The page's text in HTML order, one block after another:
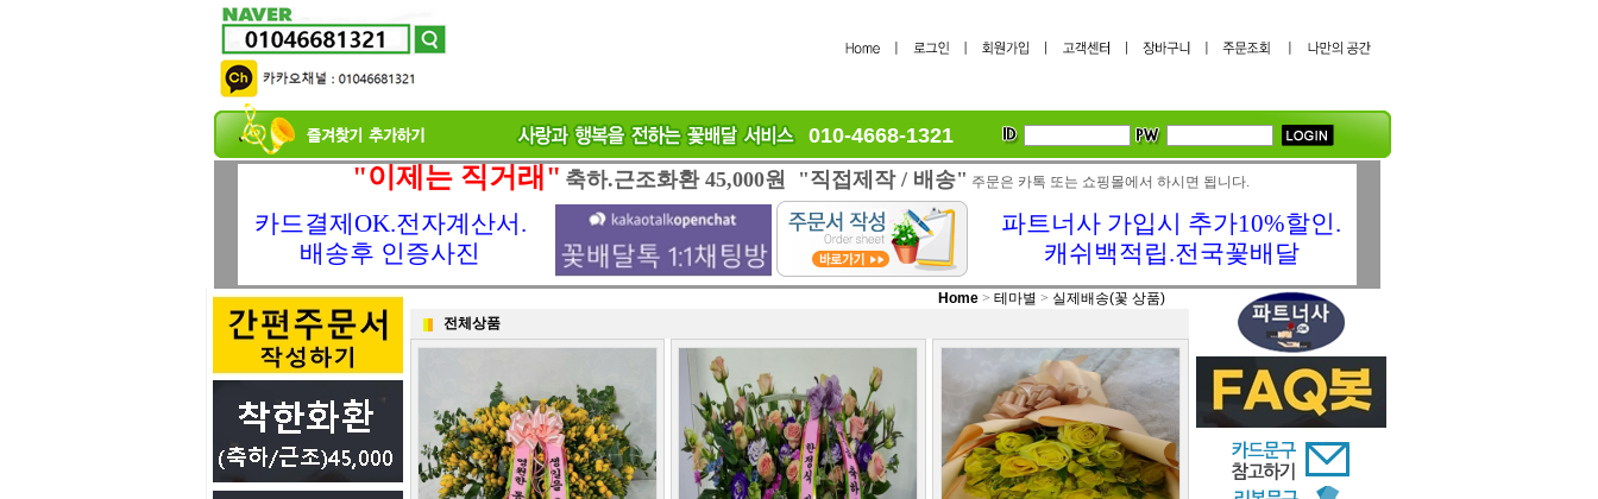
010-4668-1321
"이제는 직거래" 축하.근조화환 45,000원 "직접제작 / 배송" 주문은 카톡 또는 쇼핑몰에서 하시면 됩니다.
카드결제OK.전자계산서.
배송후 인증사진
파트너사 가입시 추가10%할인.
캐쉬백적립.전국꽃배달
Home> 테마별 > 실제배송(꽃 상품)
전체상품